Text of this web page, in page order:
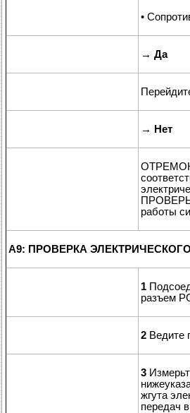
•
→ Да
→ Нет
работы
A9: ПРОВЕРКА
1
разъем
2 Ведите
3
жгута
передач